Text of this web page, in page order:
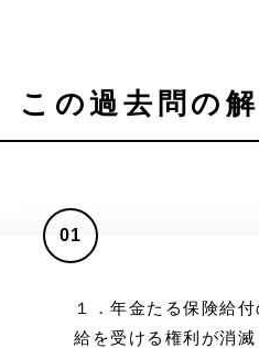
この過去問の
01
１．年金たる保険給
給を受ける権利が消滅